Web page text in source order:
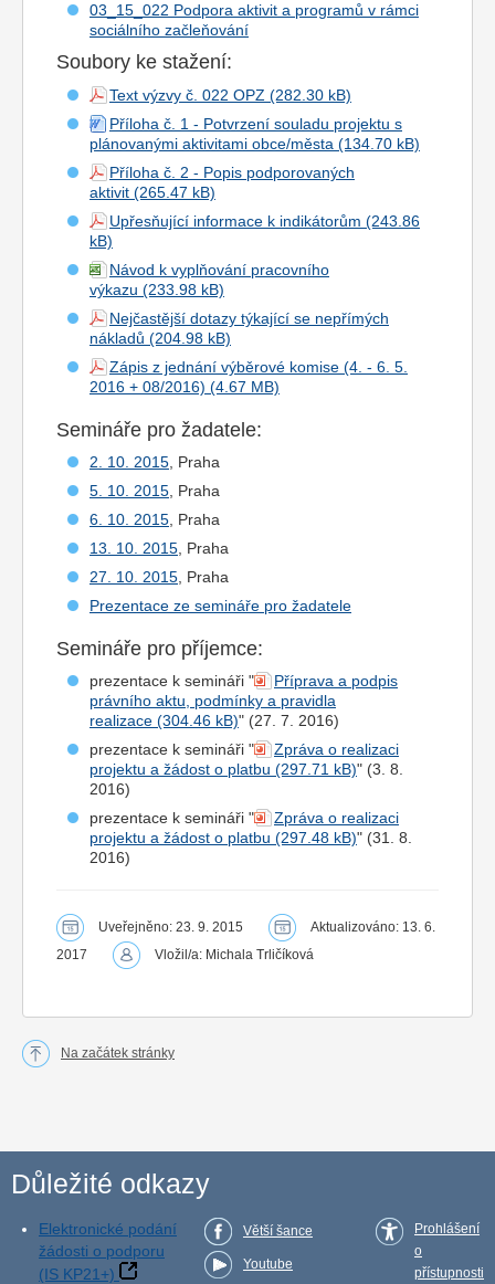
03_15_022 Podpora aktivit a programů v rámci
sociálního začleňování
Soubory ke stažení:
Text výzvy č. 022 OPZ
Příloha č. 1 - Potvrzení souladu projektu s
plánovanými aktivitami obce/města
Příloha č. 2 - Popis podporovaných
aktivit
Upřesňující informace k indikátorům
Návod k vyplňování pracovního
výkazu
Nejčastější dotazy týkající se nepřímých
nákladů
Zápis z jednání výběrové komise (4. - 6. 5.
2016 + 08/2016)
Semináře pro žadatele:
2. 10. 2015, Praha
5. 10. 2015, Praha
6. 10. 2015, Praha
13. 10. 2015, Praha
27. 10. 2015, Praha
Prezentace ze semináře pro žadatele
Semináře pro příjemce:
prezentace k semináři "
Příprava a podpis
právního aktu, podmínky a pravidla
realizace
" (27. 7. 2016)
prezentace k semináři "
Zpráva o realizaci
projektu a žádost o platbu
" (3. 8.
2016)
prezentace k semináři "
Zpráva o realizaci
projektu a žádost o platbu
" (31. 8.
2016)
Uveřejněno: 23. 9. 2015
Aktualizováno: 13. 6.
2017
Vložil/a: Michala Trličíková
Na začátek stránky
Důležité odkazy
Elektronické podání
žádosti o podporu
(IS KP21+)
Větší šance
Youtube
Prohlášení
o
přístupnosti